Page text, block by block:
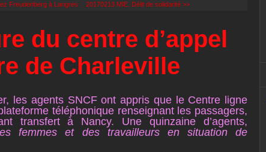
Freudenberg à Langres 20170213 MIE. Délit de solidarité >>
du centre d’appel
de Charleville
les agents SNCF ont appris que le Centre ligne
téléphonique renseignant les passagers,
transfert à Nancy. Une quinzaine d’agents,
femmes et des travailleurs en situation de